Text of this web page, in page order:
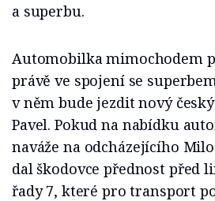
a superbu.
Automobilka mimochodem
právě ve spojení se
v něm bude jezdit nový
Pavel. Pokud na nabídku
naváže na odcházejícího
dal škodovce přednost před
řady 7, které pro transport